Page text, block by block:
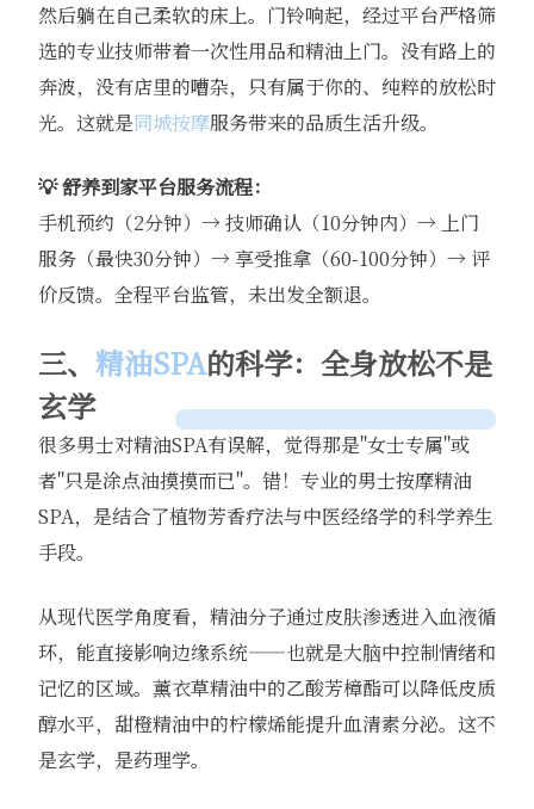
然后躺在自己柔软的床上。门铃响起，经过平台严格筛
选的专业技师带着一次性用品和精油上门。没有路上的
奔波，没有店里的嘈杂，只有属于你的、纯粹的放松时
光。这就是同城按摩服务带来的品质生活升级。
💡 舒养到家平台服务流程：
手机预约（2分钟）→ 技师确认（10分钟内）→ 上门
服务（最快30分钟）→ 享受推拿（60-100分钟）→ 评
价反馈。全程平台监管，未出发全额退。
三、 精油SPA的科学：全身放松不是
玄学
很多男士对精油SPA有误解，觉得那是"女士专属"或
者"只是涂点油摸摸而已"。错！专业的男士按摩精油
SPA，是结合了植物芳香疗法与中医经络学的科学养生
手段。
从现代医学角度看，精油分子通过皮肤渗透进入血液循
环，能直接影响边缘系统——也就是大脑中控制情绪和
记忆的区域。薰衣草精油中的乙酸芳樟酯可以降低皮质
醇水平，甜橙精油中的柠檬烯能提升血清素分泌。这不
是玄学，是药理学。